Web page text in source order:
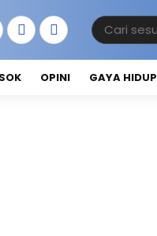
OPINI GAYA HIDUP